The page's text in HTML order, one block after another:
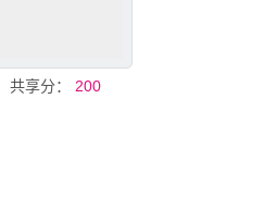
共享分： 200